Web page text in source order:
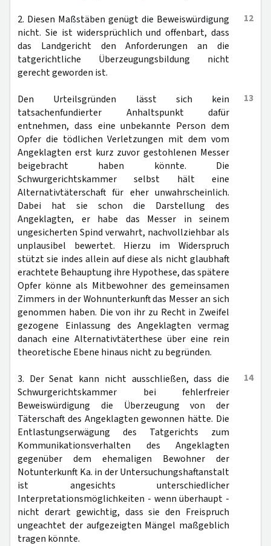
12
2. Diesen Maßstäben genügt die Beweiswürdigung
nicht. Sie ist widersprüchlich und offenbart, dass
das Landgericht den Anforderungen an die
tatgerichtliche Überzeugungsbildung nicht
gerecht geworden ist.
13
Den Urteilsgründen lässt sich kein
tatsachenfundierter Anhaltspunkt dafür
entnehmen, dass eine unbekannte Person dem
Opfer die tödlichen Verletzungen mit dem vom
Angeklagten erst kurz zuvor gestohlenen Messer
beigebracht haben könnte. Die
Schwurgerichtskammer selbst hält eine
Alternativtäterschaft für eher unwahrscheinlich.
Dabei hat sie schon die Darstellung des
Angeklagten, er habe das Messer in seinem
ungesicherten Spind verwahrt, nachvollziehbar als
unplausibel bewertet. Hierzu im Widerspruch
stützt sie indes allein auf diese als nicht glaubhaft
erachtete Behauptung ihre Hypothese, das spätere
Opfer könne als Mitbewohner des gemeinsamen
Zimmers in der Wohnunterkunft das Messer an sich
genommen haben. Die von ihr zu Recht in Zweifel
gezogene Einlassung des Angeklagten vermag
danach eine Alternativtäterthese über eine rein
theoretische Ebene hinaus nicht zu begründen.
14
3. Der Senat kann nicht ausschließen, dass die
Schwurgerichtskammer bei fehlerfreier
Beweiswürdigung die Überzeugung von der
Täterschaft des Angeklagten gewonnen hätte. Die
Entlastungserwägung des Tatgerichts zum
Kommunikationsverhalten des Angeklagten
gegenüber dem ehemaligen Bewohner der
Notunterkunft Ka. in der Untersuchungshaftanstalt
ist angesichts unterschiedlicher
Interpretationsmöglichkeiten - wenn überhaupt -
nicht derart gewichtig, dass sie den Freispruch
ungeachtet der aufgezeigten Mängel maßgeblich
tragen könnte.